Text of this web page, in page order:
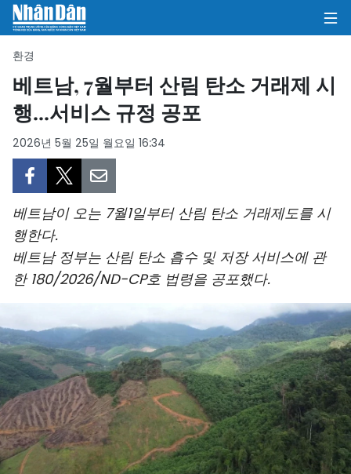
집
정치
비즈니스
사회
문화
스포츠
과학기술
여행
환경
베트남, 7월부터 산림 탄소 거래제 시
행...서비스 규정 공포
2026년 5월 25일 월요일 16:34
베트남이 오는 7월1일부터 산림 탄소 거래제도를 시
행한다.
베트남 정부는 산림 탄소 흡수 및 저장 서비스에 관
한 180/2026/ND-CP호 법령을 공포했다.